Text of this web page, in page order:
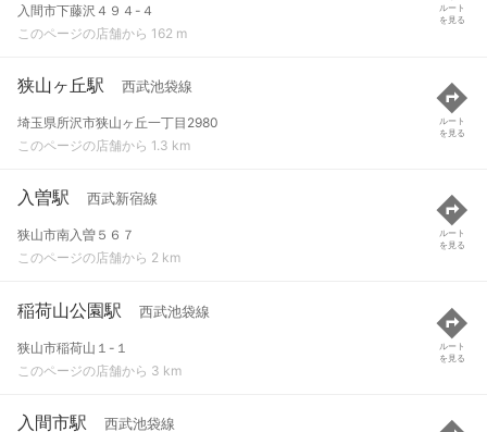
入間市下藤沢４９４-４
このページの店舗から 162 m
ルート
を見る
狭山ヶ丘駅 西武池袋線
埼玉県所沢市狭山ヶ丘一丁目2980
このページの店舗から 1.3 km
ルート
を見る
入曽駅 西武新宿線
狭山市南入曽５６７
このページの店舗から 2 km
ルート
を見る
稲荷山公園駅 西武池袋線
狭山市稲荷山１-１
このページの店舗から 3 km
ルート
を見る
入間市駅 西武池袋線